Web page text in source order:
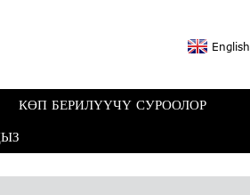
English
КӨП БЕРИЛҮҮЧҮ СУРООЛОР